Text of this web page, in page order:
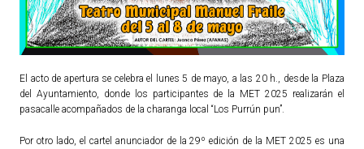
PUBLICACIONES
Noticias
El acto de apertura se celebra el lunes 5 de mayo, a las 20 h., desde la Plaza
del Ayuntamiento, donde los participantes de la MET 2025 realizarán el
pasacalle acompañados de la charanga local “Los Purrún pun”.
Por otro lado, el cartel anunciador de la 29º edición de la MET 2025 es una